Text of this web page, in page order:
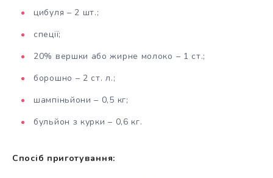
цибуля – 2 шт.;
спеції;
20% вершки або жирне молоко – 1 ст.;
борошно – 2 ст. л.;
шампіньйони – 0,5 кг;
бульйон з курки – 0,6 кг.
Спосіб приготування: